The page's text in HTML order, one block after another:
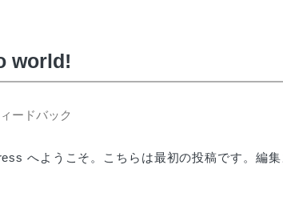
world!
ードバック
へようこそ。こちらは最初の投稿です。編